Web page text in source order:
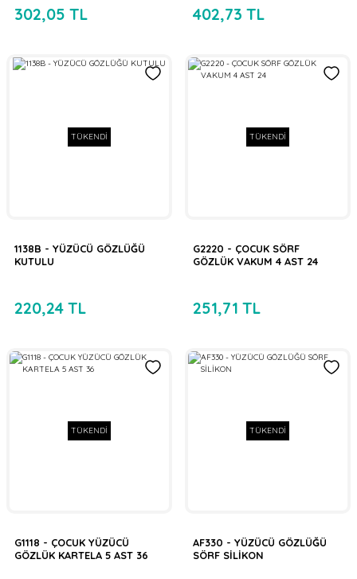
302,05 TL 402,73 TL
TÜKENDİ
1138B - YÜZÜCÜ GÖZLÜĞÜ
KUTULU
220,24 TL
TÜKENDİ
G2220 - ÇOCUK SÖRF
GÖZLÜK VAKUM 4 AST 24
251,71 TL
TÜKENDİ
G1118 - ÇOCUK YÜZÜCÜ
GÖZLÜK KARTELA 5 AST 36
TÜKENDİ
AF330 - YÜZÜCÜ GÖZLÜĞÜ
SÖRF SİLİKON